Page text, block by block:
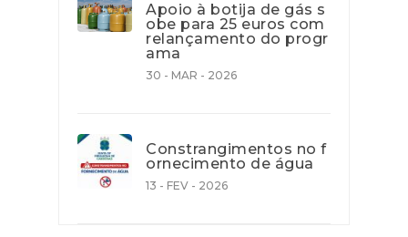
Apoio à botija de gás s
obe para 25 euros com
relançamento do progr
ama
30 - MAR - 2026
Constrangimentos no f
ornecimento de água
13 - FEV - 2026